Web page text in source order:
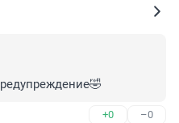
+0 –0